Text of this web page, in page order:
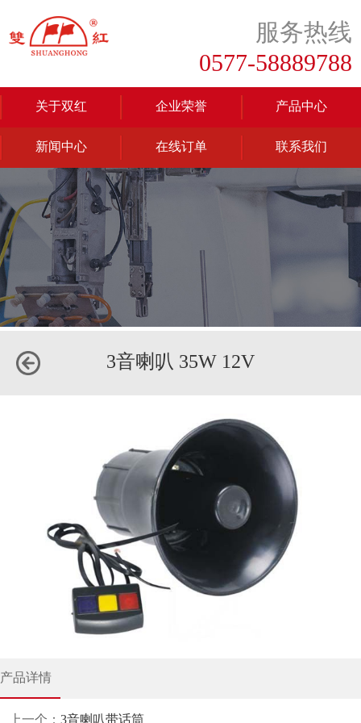
服务热线
0577-58889788
关于双红 企业荣誉 产品中心
新闻中心 在线订单 联系我们
3音喇叭 35W 12V
产品详情